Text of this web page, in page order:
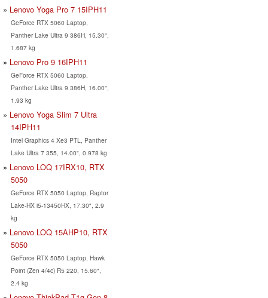
Lenovo Yoga Pro 7 15IPH11
GeForce RTX 5060 Laptop,
Panther Lake Ultra 9 386H, 15.30",
1.687 kg
Lenovo Pro 9 16IPH11
GeForce RTX 5060 Laptop,
Panther Lake Ultra 9 386H, 16.00",
1.93 kg
Lenovo Yoga Slim 7 Ultra
14IPH11
Intel Graphics 4 Xe3 PTL, Panther
Lake Ultra 7 355, 14.00", 0.978 kg
Lenovo LOQ 17IRX10, RTX
5050
GeForce RTX 5050 Laptop, Raptor
Lake-HX i5-13450HX, 17.30", 2.9
kg
Lenovo LOQ 15AHP10, RTX
5050
GeForce RTX 5050 Laptop, Hawk
Point (Zen 4/4c) R5 220, 15.60",
2.4 kg